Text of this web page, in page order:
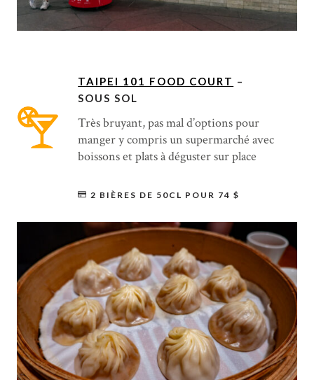
TAIPEI 101 FOOD COURT –
SOUS SOL
Très bruyant, pas mal d’options pour
manger y compris un supermarché avec
boissons et plats à déguster sur place
2 BIÈRES DE 50CL POUR 74 $